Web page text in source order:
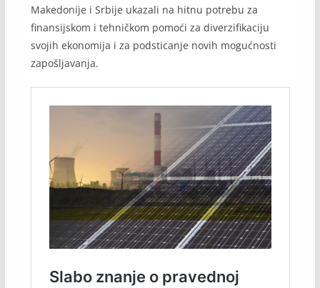
Makedonije i Srbije ukazali na hitnu potrebu za
finansijskom i tehničkom pomoći za diverzifikaciju
svojih ekonomija i za podsticanje novih mogućnosti
zapošljavanja.